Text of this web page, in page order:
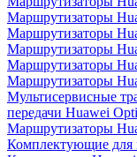
Маршрутизаторы
Маршрутизаторы
Маршрутизаторы
Маршрутизаторы
Маршрутизаторы
Мультисервисные
передачи Huawei
Маршрутизаторы
Комплектующие для